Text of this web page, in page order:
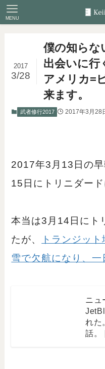
MENU
僕の知らな
出会いに行
アメリカ=
来ます。
2017
3/28
武者修行2017 2017年3月28
2017年3月13日の
15日にトリニダード
本当は3月14日にト
たが、
トランジッ
雪で欠航になり、一
ニュ
れた
話。